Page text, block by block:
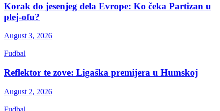
Korak do jesenjeg dela Evrope: Ko čeka Partizan u
plej-ofu?
August 3, 2026
Fudbal
Reflektor te zove: Ligaška premijera u Humskoj
August 2, 2026
Fudbal